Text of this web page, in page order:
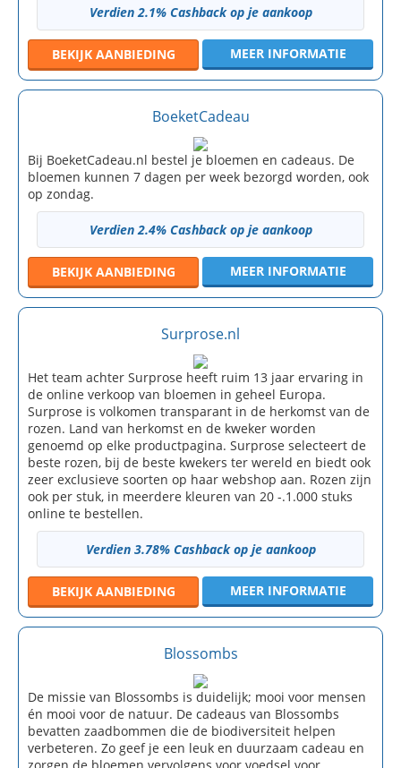
Verdien 2.1% Cashback op je aankoop
BEKIJK AANBIEDING MEER INFORMATIE
BoeketCadeau
Bij BoeketCadeau.nl bestel je bloemen en cadeaus. De
bloemen kunnen 7 dagen per week bezorgd worden, ook
op zondag.
Verdien 2.4% Cashback op je aankoop
BEKIJK AANBIEDING MEER INFORMATIE
Surprose.nl
Het team achter Surprose heeft ruim 13 jaar ervaring in
de online verkoop van bloemen in geheel Europa.
Surprose is volkomen transparant in de herkomst van de
rozen. Land van herkomst en de kweker worden
genoemd op elke productpagina. Surprose selecteert de
beste rozen, bij de beste kwekers ter wereld en biedt ook
zeer exclusieve soorten op haar webshop aan. Rozen zijn
ook per stuk, in meerdere kleuren van 20 -.1.000 stuks
online te bestellen.
Verdien 3.78% Cashback op je aankoop
BEKIJK AANBIEDING MEER INFORMATIE
Blossombs
De missie van Blossombs is duidelijk; mooi voor mensen
én mooi voor de natuur. De cadeaus van Blossombs
bevatten zaadbommen die de biodiversiteit helpen
verbeteren. Zo geef je een leuk en duurzaam cadeau en